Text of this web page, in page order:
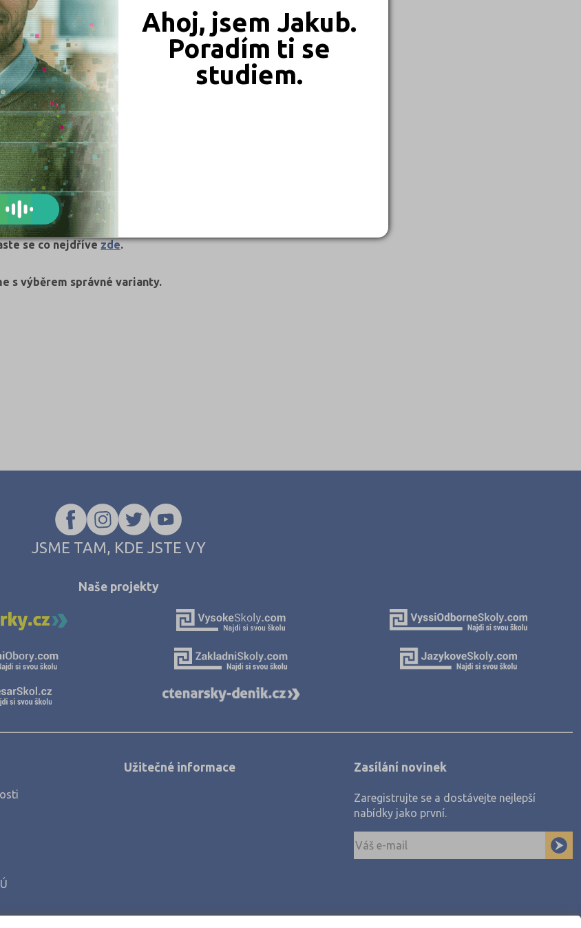
Ahoj, jsem Jakub.
Poradím ti se
studiem.
se co nejdřívezde.
s výběrem správné varianty.
JSME TAM, KDE JSTE VY
Naše projekty
Užitečné informace Zasílání novinek
Zaregistrujte se a dostávejte nejlepší
nabídky jako první.